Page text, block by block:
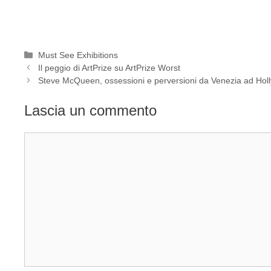
Categorie
Must See Exhibitions
Il peggio di ArtPrize su ArtPrize Worst
Steve McQueen, ossessioni e perversioni da Venezia ad
Lascia un commento